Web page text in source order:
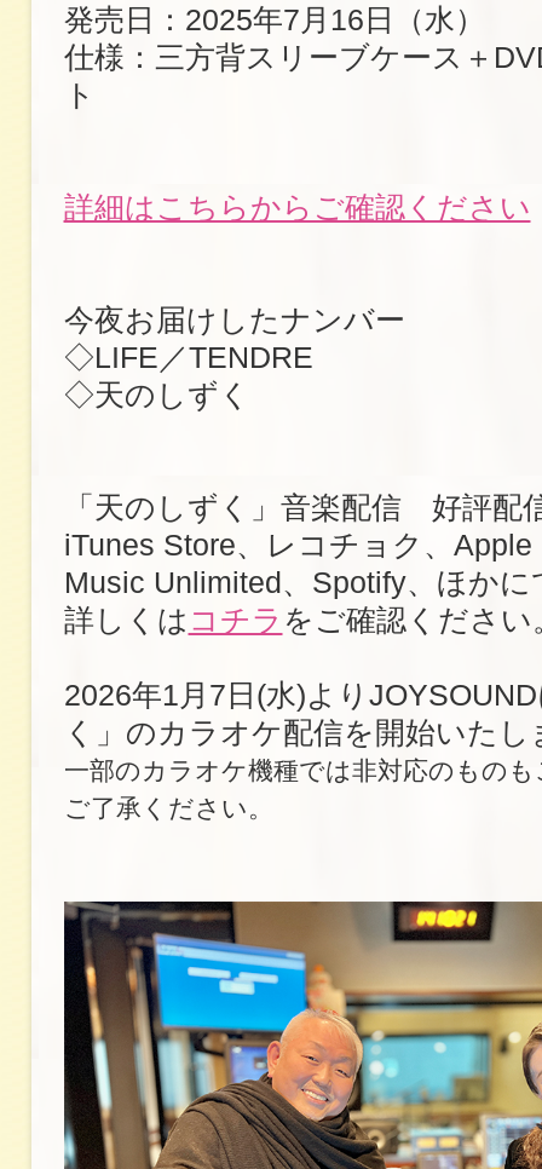
発売日：2025年7月16日（水）
仕様：三方背スリーブケース＋
ト
詳細はこちらからご確認ください
今夜お届けしたナンバー
◇LIFE／TENDRE
◇天のしずく
「天のしずく」音楽配信 好評配
iTunes Store、レコチョク、
Music Unlimited、Spotify、ほかに
詳しくは コチラ をご確認ください
2026年1月7日(水)より
く」のカラオケ配信を開始いたし
一部のカラオケ機種では非対応のもの
ご了承ください。